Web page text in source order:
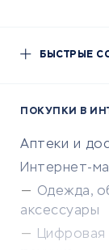
БЫСТРЫЕ
ПОКУПКИ В
Аптеки и
Интернет-
Одежда,
аксессуары
Цифровая